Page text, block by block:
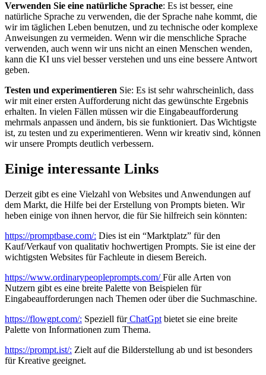
Verwenden Sie eine natürliche Sprache: Es ist besser, eine
natürliche Sprache zu verwenden, die der Sprache nahe kommt, die
wir im täglichen Leben benutzen, und zu technische oder komplexe
Anweisungen zu vermeiden. Wenn wir die menschliche Sprache
verwenden, auch wenn wir uns nicht an einen Menschen wenden,
kann die KI uns viel besser verstehen und uns eine bessere Antwort
geben.
Testen und experimentieren Sie: Es ist sehr wahrscheinlich, dass
wir mit einer ersten Aufforderung nicht das gewünschte Ergebnis
erhalten. In vielen Fällen müssen wir die Eingabeaufforderung
mehrmals anpassen und ändern, bis sie funktioniert. Das Wichtigste
ist, zu testen und zu experimentieren. Wenn wir kreativ sind, können
wir unsere Prompts deutlich verbessern.
Einige interessante Links
Derzeit gibt es eine Vielzahl von Websites und Anwendungen auf
dem Markt, die Hilfe bei der Erstellung von Prompts bieten. Wir
heben einige von ihnen hervor, die für Sie hilfreich sein könnten:
https://promptbase.com/: Dies ist ein “Marktplatz” für den
Kauf/Verkauf von qualitativ hochwertigen Prompts. Sie ist eine der
wichtigsten Websites für Fachleute in diesem Bereich.
https://www.ordinarypeopleprompts.com/Für alle Arten von
Nutzern gibt es eine breite Palette von Beispielen für
Eingabeaufforderungen nach Themen oder über die Suchmaschine.
https://flowgpt.com/: Speziell fürChatGpt bietet sie eine breite
Palette von Informationen zum Thema.
https://prompt.ist/: Zielt auf die Bilderstellung ab und ist besonders
für Kreative geeignet.